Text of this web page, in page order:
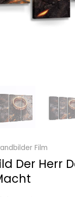
Film
Der Herr